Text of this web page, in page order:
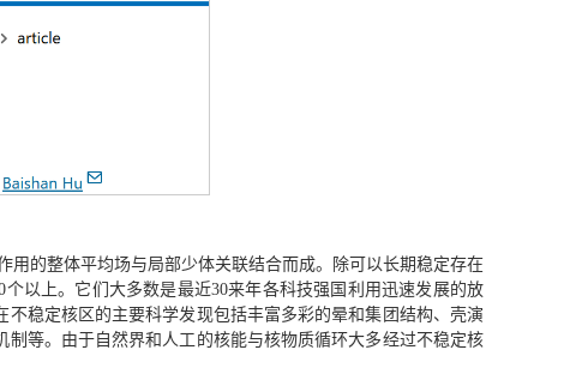
的整体平均场与局部少体关联结合而成。除可以长期稳定存在
以上。它们大多数是最近30来年各科技强国利用迅速发展的放
稳定核区的主要科学发现包括丰富多彩的晕和集团结构、壳演
等。由于自然界和人工的核能与核物质循环大多经过不稳定核